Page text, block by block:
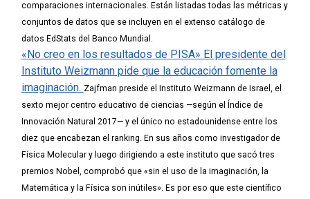
comparaciones internacionales. Están listadas todas las métricas y
conjuntos de datos que se incluyen en el extenso catálogo de
datos EdStats del Banco Mundial.
«No creo en los resultados de PISA» El presidente del
Instituto Weizmann pide que la educación fomente la
imaginación. Zajfman preside el Instituto Weizmann de Israel, el
sexto mejor centro educativo de ciencias —según el Índice de
Innovación Natural 2017— y el único no estadounidense entre los
diez que encabezan el ranking. En sus años como investigador de
Física Molecular y luego dirigiendo a este instituto que sacó tres
premios Nobel, comprobó que «sin el uso de la imaginación, la
Matemática y la Física son inútiles». Es por eso que este científico